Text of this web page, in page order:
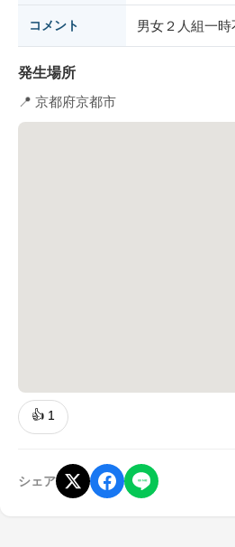
コメント 男女２人組一
発生場所
📍 京都府京都市
👍 1
シェア